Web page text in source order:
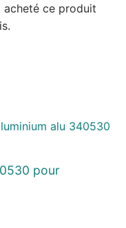
acheté ce produit
pour